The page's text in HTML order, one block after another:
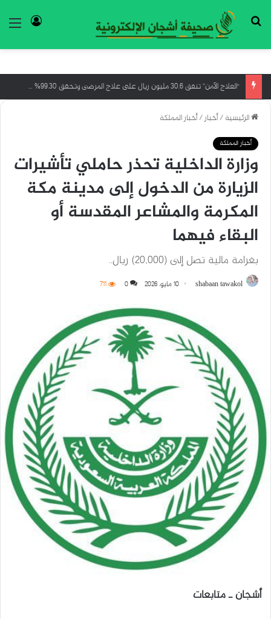
بحث عن
“العلاج الآمن” تنفق 30.6 مليون ريال على علاج المرضى وتحقق 99.30% في تقييم الحوكمة
الرئيسية/أخبار/أخبار المملكة
أخبار المملكة
وزارة الداخلية تحذر حاملي تأشيرات
الزيارة من الدخول إلى مدينة مكة
المكرمة والمشاعر المقدسة أو
البقاء فيهما
بغرامة مالية تصل إلى (20,000) ريال..
shabaan tawakol 10 مايو، 2026 0
711
أشجان ـ متابعات